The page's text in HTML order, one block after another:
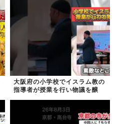
大阪府の小学校でイスラム教の
指導者が授業を行い物議を醸